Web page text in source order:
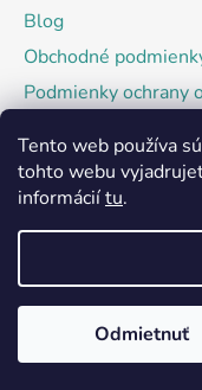
Tento web používa
tohto webu
informáciítu.
Odmietnuť
Blog
Obchodné
Podmienky ochrany
Facebook
Copyright 2026